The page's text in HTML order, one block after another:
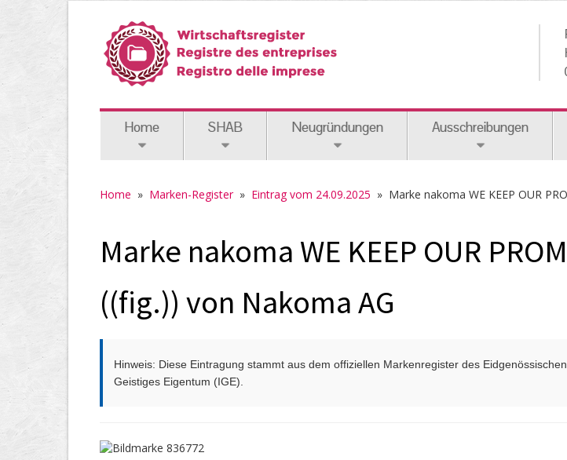
Home SHAB Neugründungen Ausschreibungen
Home » Marken-Register» Eintrag vom 24.09.2025 » Marke nakoma WE KEEP OUR
Marke nakoma WE KEEP OUR
((fig.)) von Nakoma AG
Hinweis: Diese Eintragung stammt aus dem offiziellen Markenregister des
Geistiges Eigentum (IGE).